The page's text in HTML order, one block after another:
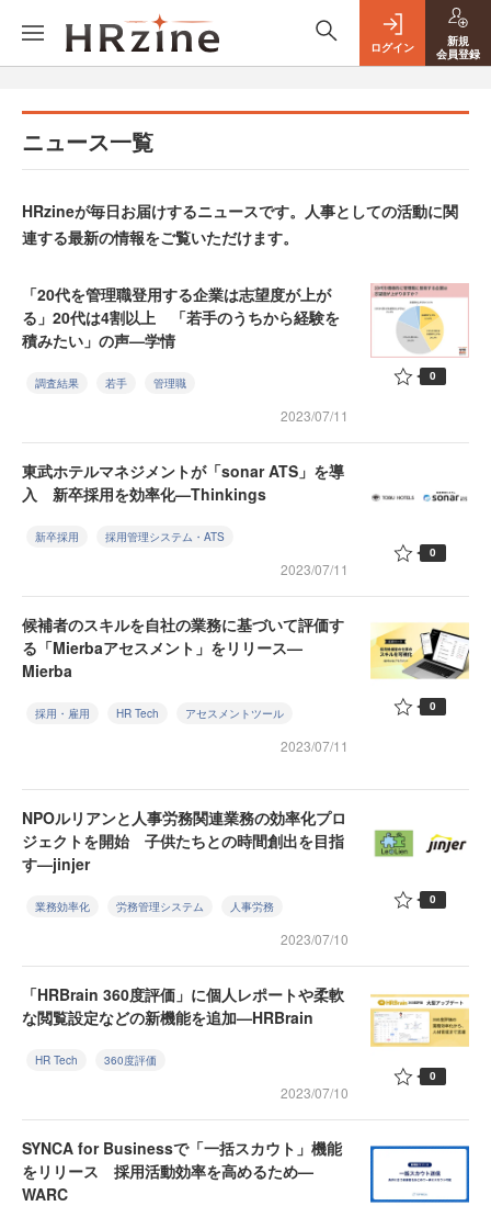
ログイン
新規
会員登録
ニュース一覧
HRzineが毎日お届けするニュースです。人事としての活動に関
連する最新の情報をご覧いただけます。
「20代を管理職登用する企業は志望度が上が
る」20代は4割以上 「若手のうちから経験を
積みたい」の声—学情
調査結果 若手 管理職
2023/07/11
0
東武ホテルマネジメントが「sonar ATS」を導
入 新卒採用を効率化—Thinkings
新卒採用 採用管理システム・ATS
2023/07/11
0
候補者のスキルを自社の業務に基づいて評価す
る「Mierbaアセスメント」をリリース—
Mierba
採用・雇用 HR Tech アセスメントツール
2023/07/11
0
NPOルリアンと人事労務関連業務の効率化プロ
ジェクトを開始 子供たちとの時間創出を目指
す—jinjer
業務効率化 労務管理システム 人事労務
2023/07/10
0
「HRBrain 360度評価」に個人レポートや柔軟
な閲覧設定などの新機能を追加—HRBrain
HR Tech 360度評価
2023/07/10
0
SYNCA for Businessで「一括スカウト」機能
をリリース 採用活動効率を高めるため—
WARC